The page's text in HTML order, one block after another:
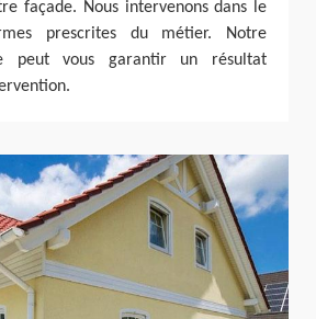
façade. Nous intervenons dans le
prescrites du métier. Notre
peut vous garantir un résultat